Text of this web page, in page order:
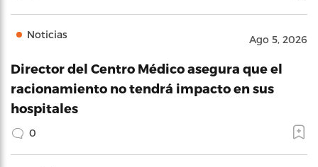
Noticias Ago 5, 2026
Director del Centro Médico asegura que el
racionamiento no tendrá impacto en sus
hospitales
0